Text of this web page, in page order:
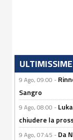
9 Ago, 09:00 -
Sangro
9 Ago, 08:00 -
chiudere la
9 Ago, 07:45 - Da